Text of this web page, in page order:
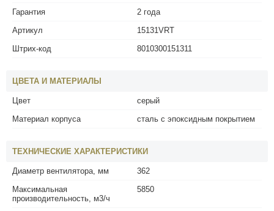
Гарантия
2 года
Артикул
15131VRT
Штрих-код
8010300151311
ЦВЕТА И МАТЕРИАЛЫ
Цвет
серый
Материал корпуса
сталь с эпоксидным покрытием
ТЕХНИЧЕСКИЕ ХАРАКТЕРИСТИКИ
Диаметр вентилятора, мм
362
Максимальная
производительность, м3/ч
5850